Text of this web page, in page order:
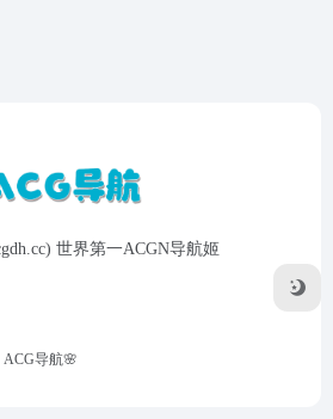
世界第一ACGN导航姬
ACG导航🌸